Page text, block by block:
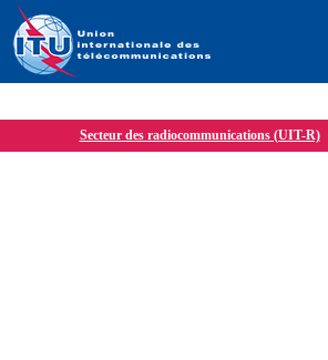
Secteur des radiocommunications (UIT-R)